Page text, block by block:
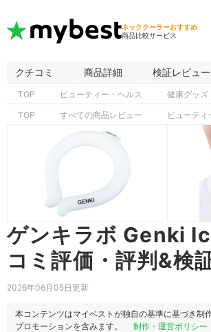
ネッククーラーおすすめ
商品比較サービス
クチコミ 商品詳細 検証レビュー
TOP ビューティー・ヘルス 健康グッズ
TOP すべての商品レビュー ビューテ
ゲンキラボ Genki
コミ評価・評判&検
2026年06月05日更新
本コンテンツはマイベストが独自の基準に基づき制
プロモーションを含みます。
制作・運営ポリシー